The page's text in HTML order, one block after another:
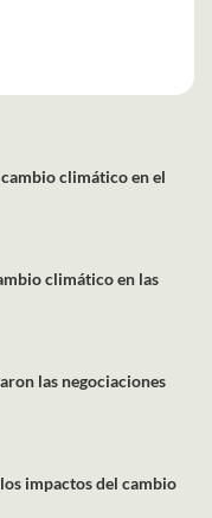
climático en el
climático en las
las negociaciones
impactos del cambio